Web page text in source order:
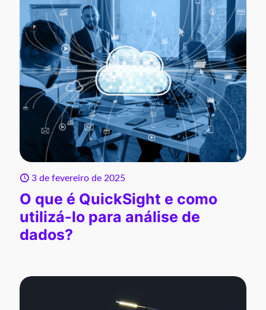
3 de fevereiro de 2025
O que é QuickSight e como
utilizá-lo para análise de
dados?